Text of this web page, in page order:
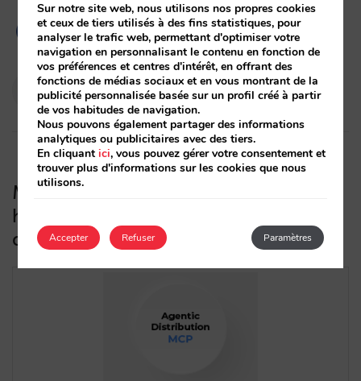
Pablo Delgado
24/03/2026
MCP : la couche qui connecte votre
hôtel à la nouvelle génération
d’agents d’IA
Sur notre site web, nous utilisons nos propres cookies
et ceux de tiers utilisés à des fins statistiques, pour
analyser le trafic web, permettant d'optimiser votre
navigation en personnalisant le contenu en fonction de
vos préférences et centres d'intérêt, en offrant des
fonctions de médias sociaux et en vous montrant de la
publicité personnalisée basée sur un profil créé à partir
de vos habitudes de navigation.
Nous pouvons également partager des informations
analytiques ou publicitaires avec des tiers.
En cliquantici, vous pouvez gérer votre consentement et
trouver plus d'informations sur les cookies que nous
utilisons.
Accepter Paramètres
Refuser